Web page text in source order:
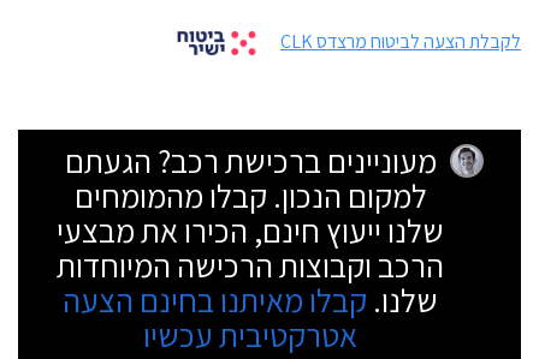
לקבלת הצעה לביטוח מרצדס CLK
מעוניינים ברכישת רכב? הגעתם
למקום הנכון. קבלו מהמומחים
שלנו ייעוץ חינם, הכירו את מבצעי
הרכב וקבוצות הרכישה המיוחדות
שלנו. קבלו מאיתנו בחינם הצעה
אטרקטיבית עכשיו